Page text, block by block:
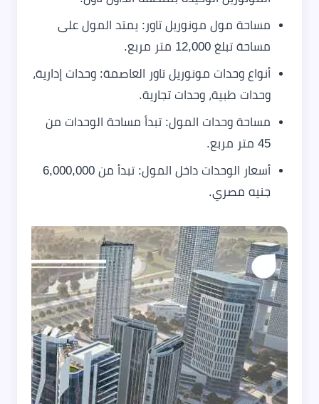
مساحة مول مونوريل تاور: يمتد المول على
مساحة تبلغ 12,000 متر مربع.
أنواع وحدات مونوريل تاور العاصمة: وحدات إدارية،
وحدات طبية، وحدات تجارية.
مساحة وحدات المول: تبدأ مساحة الوحدات من
45 متر مربع.
أسعار الوحدات داخل المول: تبدأ من 6,000,000
جنيه مصري.